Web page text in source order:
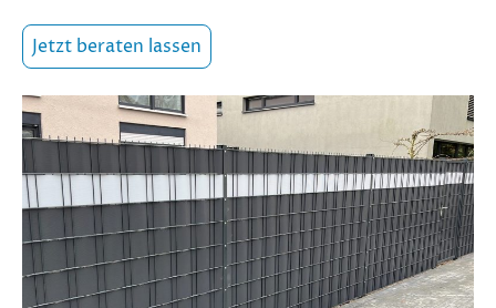
Jetzt beraten lassen